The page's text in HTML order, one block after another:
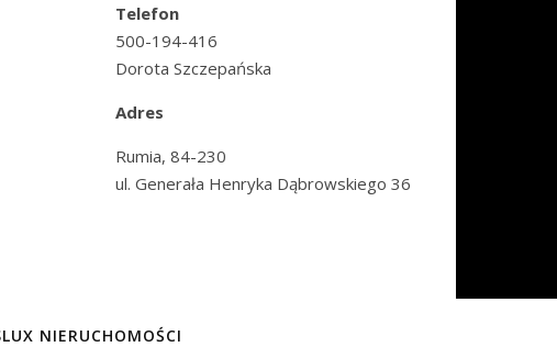
Telefon
500-194-416
Dorota Szczepańska
Adres
Rumia, 84-230
ul. Generała Henryka Dąbrowskiego 36
NIERUCHOMOŚCI